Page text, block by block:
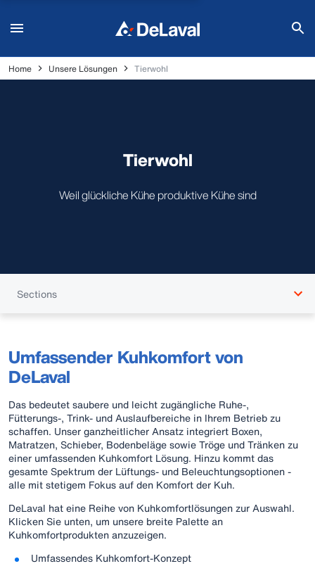
Home Unsere Lösungen Tierwohl
Tierwohl
Weil glückliche Kühe produktive Kühe sind
Sections
Umfassender Kuhkomfort von
DeLaval
Das bedeutet saubere und leicht zugängliche Ruhe-,
Fütterungs-, Trink- und Auslaufbereiche in Ihrem Betrieb zu
schaffen. Unser ganzheitlicher Ansatz integriert Boxen,
Matratzen, Schieber, Bodenbeläge sowie Tröge und Tränken zu
einer umfassenden Kuhkomfort Lösung. Hinzu kommt das
gesamte Spektrum der Lüftungs- und Beleuchtungsoptionen -
alle mit stetigem Fokus auf den Komfort der Kuh.
DeLaval hat eine Reihe von Kuhkomfortlösungen zur Auswahl.
Klicken Sie unten, um unsere breite Palette an
Kuhkomfortprodukten anzuzeigen.
Umfassendes Kuhkomfort-Konzept